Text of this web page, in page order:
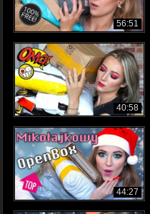
56:51
40:58
44:27